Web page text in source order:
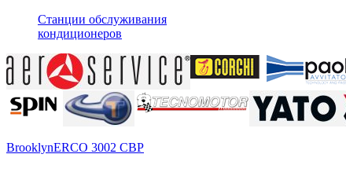
Станции обслуживания
кондиционеров
BrooklynERCO 3002 CBP